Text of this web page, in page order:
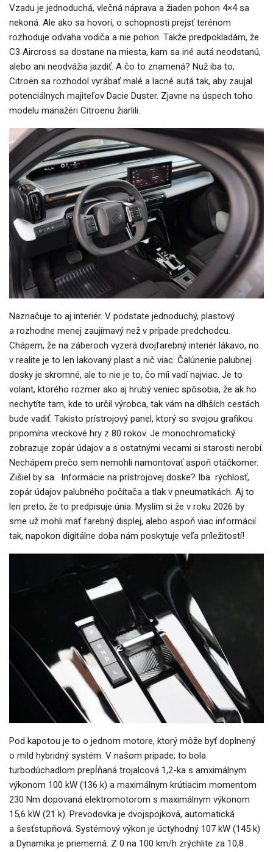
Vzadu je jednoduchá, vlečná náprava a žiaden pohon 4×4 sa
nekoná. Ale ako sa hovorí, o schopnosti prejsť terénom
rozhoduje odvaha vodiča a nie pohon. Takže predpokladám, že
C3 Aircross sa dostane na miesta, kam sa iné autá neodstanú,
alebo ani neodvážia jazdiť. A čo to znamená? Nuž iba to,
Citroën sa rozhodol vyrábať malé a lacné autá tak, aby zaujal
potenciálnych majiteľov Dacie Duster. Zjavne na úspech toho
modelu manažéri Citroenu žiarlili.
Naznačuje to aj interiér. V podstate jednoduchý, plastový
a rozhodne menej zaujímavý než v prípade predchodcu.
Chápem, že na záberoch vyzerá dvojfarebný interiér lákavo, no
v realite je to len lakovaný plast a nič viac. Čalúnenie palubnej
dosky je skromné, ale to nie je to, čo míi vadí najviac. Je to
volant, ktorého rozmer ako aj hrubý veniec spôsobia, že ak ho
nechytíte tam, kde to určil výrobca, tak vám na dlhších cestách
bude vadiť. Takisto prístrojový panel, ktorý so svojou grafikou
pripomína vreckové hry z 80 rokov. Je monochromatický
zobrazuje zopár údajov a s ostatnými vecami si starosti nerobí.
Nechápem prečo sem nemohli namontovať aspoň otáčkomer.
Zišiel by sa. Informácie na prístrojovej doske? Iba rýchlosť,
zopár údajov palubného počítača a tlak v pneumatikách. Aj to
len preto, že to predpisuje únia. Myslím si že v roku 2026 by
sme už mohli mať farebný displej, alebo aspoň viac informácií
tak, napokon digitálne doba nám poskytuje veľa príležitostí!
Pod kapotou je to o jednom motore, ktorý môže byť doplnený
o mild hybridný systém. V našom prípade, to bola
turbodúchadlom prepĺňaná trojalcová 1,2-ka s amximálnym
výkonom 100 kW (136 k) a maximálnym krútiacim momentom
230 Nm dopovaná elektromotorom s maximálnym výkonom
15,6 kW (21 k). Prevodovka je dvojspojková, automatická
a šesťstupňová. Systémový výkon je úctyhodný 107 kW (145 k)
a Dynamika je priemerná. Z 0 na 100 km/h zrýchlite za 10,8